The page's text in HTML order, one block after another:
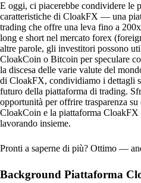
E oggi, ci piacerebbe condividere le
caratteristiche di CloakFX — una
trading che offre una leva fino a
long e short nel mercato forex
altre parole, gli investitori possono
CloakCoin o Bitcoin per speculare
la discesa delle varie valute del
di CloakFX, condividiamo i dettagli
futuro della piattaforma di trading.
opportunità per offrire trasparenza su
CloakCoin e la piattaforma CloakFX
lavorando insieme.
Pronti a saperne di più? Ottimo —
Background Piattaforma